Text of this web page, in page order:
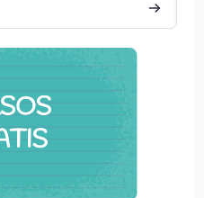
Buscar